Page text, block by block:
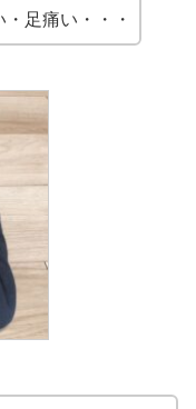
足痛い・・・